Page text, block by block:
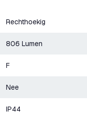
Rechthoekig
806 Lumen
F
Nee
IP44